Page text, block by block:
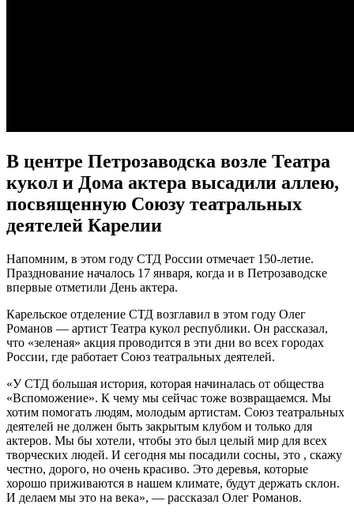
В центре Петрозаводска возле Театра
кукол и Дома актера высадили аллею,
посвященную Союзу театральных
деятелей Карелии
Напомним, в этом году СТД России отмечает 150-летие.
Празднование началось 17 января, когда и в Петрозаводске
впервые отметили День актера.
Карельское отделение СТД возглавил в этом году Олег
Романов — артист Театра кукол республики. Он рассказал,
что «зеленая» акция проводится в эти дни во всех городах
России, где работает Союз театральных деятелей.
«У СТД большая история, которая начиналась от общества
«Вспоможение». К чему мы сейчас тоже возвращаемся. Мы
хотим помогать людям, молодым артистам. Союз театральных
деятелей не должен быть закрытым клубом и только для
актеров. Мы бы хотели, чтобы это был целый мир для всех
творческих людей. И сегодня мы посадили сосны, это , скажу
честно, дорого, но очень красиво. Это деревья, которые
хорошо приживаются в нашем климате, будут держать склон.
И делаем мы это на века», — рассказал Олег Романов.